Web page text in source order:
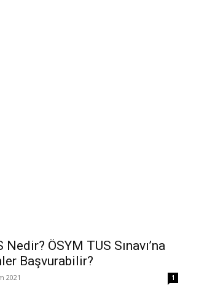
Nedir? ÖSYM TUS Sınavı’na
Başvurabilir?
2021 1